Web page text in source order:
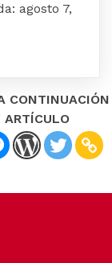
agosto 7,
CONTINUACIÓN
ARTÍCULO